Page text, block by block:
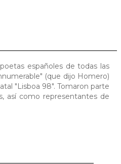
españoles de todas las
(que dijo Homero)
"Lisboa 98". Tomaron parte
así como representantes de